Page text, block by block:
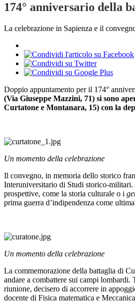
174° anniversario della
La celebrazione in Sapienza e il
Doppio appuntamento per il 174°
(Via Giuseppe Mazzini, 71) si sono
Curtatone e Montanara, 15) con la
Un momento della celebrazione
Il convegno, in memoria dello storico
Interuniversitario di Studi storico-
prospettive, come la storia culturale o i
prima guerra d’indipendenza come
Un momento della celebrazione
La commemorazione della battaglia di
andare a combattere sui campi lombardi.
riunione, decisero di accorrere in
docente di Fisica matematica e